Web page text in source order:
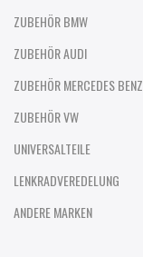
ZUBEHÖR BMW
ZUBEHÖR AUDI
ZUBEHÖR MERCEDES BENZ
ZUBEHÖR VW
UNIVERSALTEILE
LENKRADVEREDELUNG
ANDERE MARKEN